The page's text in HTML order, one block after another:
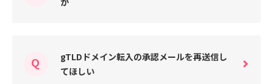
gTLDドメイン転入の承認メールを再送信し
てほしい